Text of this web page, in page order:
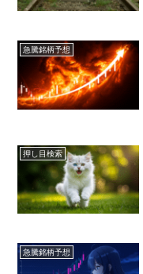
急騰銘柄予想
押し目検索
急騰銘柄予想